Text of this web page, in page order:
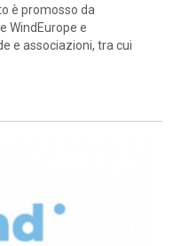
è promosso da
WindEurope e
e associazioni, tra cui